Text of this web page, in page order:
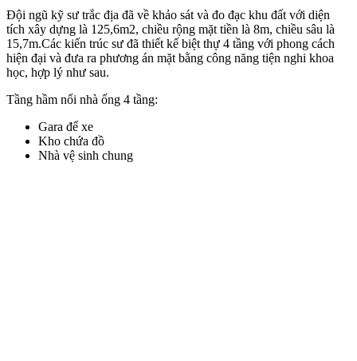
Đội ngũ kỹ sư trắc địa đã về khảo sát và đo đạc khu đất với diện
tích xây dựng là 125,6m2, chiều rộng mặt tiền là 8m, chiều sâu là
15,7m.Các kiến trúc sư đã thiết kế biệt thự 4 tầng với phong cách
hiện đại và đưa ra phương án mặt bằng công năng tiện nghi khoa
học, hợp lý như sau.
Tầng hầm nổi nhà ống 4 tầng:
Gara để xe
Kho chứa đồ
Nhà vệ sinh chung